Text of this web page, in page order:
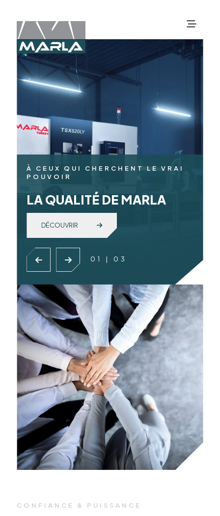
À CEUX QUI CHERCHENT LE VRAI
POUVOIR
LA QUALITÉ DE MARLA
DÉCOUVRIR
01 | 03
CONFIANCE & PUISSANCE